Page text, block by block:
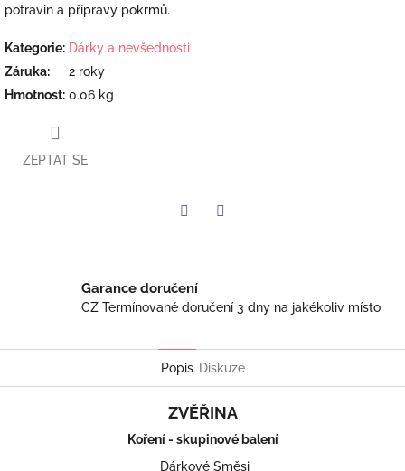
potravin a přípravy pokrmů.
Kategorie: Dárky a nevšednosti
Záruka:
2 roky
Hmotnost: 0.06 kg
ZEPTAT SE
Garance doručení
CZ Termínované doručení 3 dny na jakékoliv místo
Popis Diskuze
ZVĚŘINA
Koření - skupinové balení
Dárkové Směsi